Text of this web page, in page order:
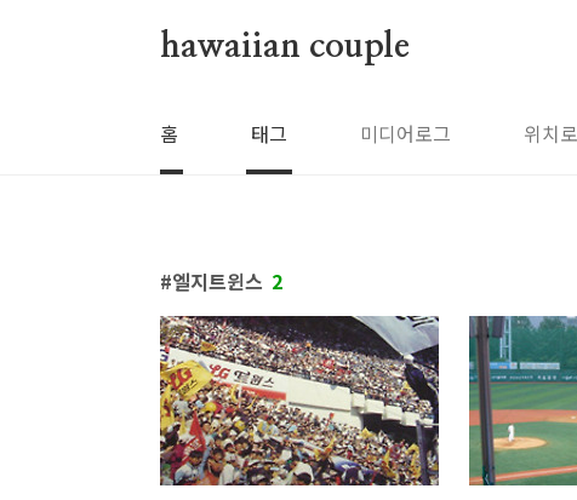
hawaiian couple
홈 태그 미디어로그 위치
엘지트윈스 2